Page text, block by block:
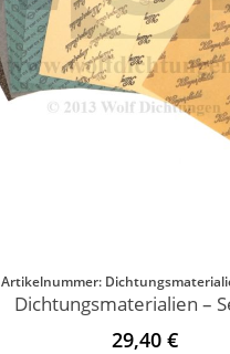
Artikelnummer:
Dichtungsmaterialien –
29,40 €